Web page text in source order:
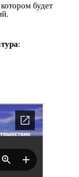
будет
: